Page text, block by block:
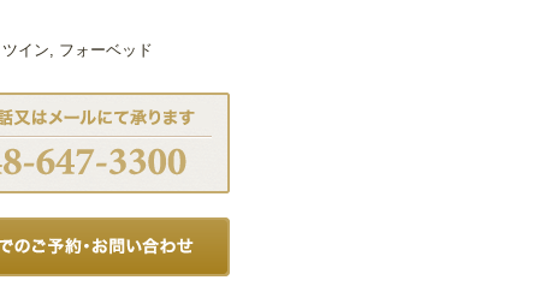
ツイン, フォーベッド